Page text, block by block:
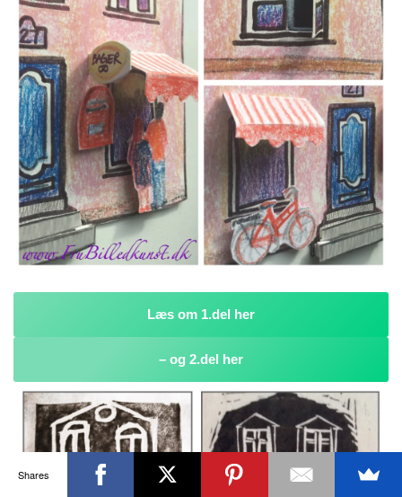
Læs om 1.del her
– og 2.del her
Shares